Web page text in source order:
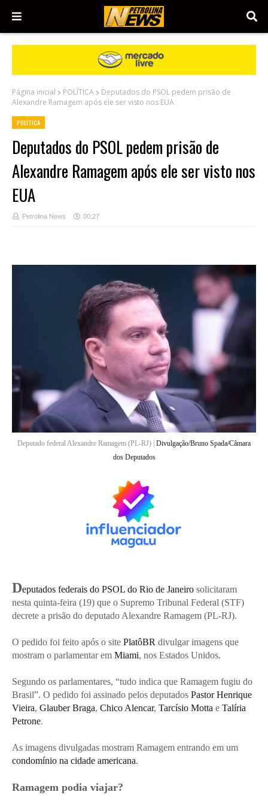
Página inicial POLÍTICA
Deputados do PSOL pedem prisão de
Alexandre Ramagem após ele ser visto nos EUA
POLÍTICA
Deputados do PSOL pedem prisão de
Alexandre Ramagem após ele ser visto nos
EUA
Petrolina News 00:27
Deputado federal Alexandre Ramagem (PL-RJ) | Divulgação/Bruno Spada/Câmara
dos Deputados
Deputados federais do PSOL do Rio de Janeiro solicitaram
nesta quinta-feira (19) que o Supremo Tribunal Federal (STF)
decrete a prisão do deputado Alexandre Ramagem (PL-RJ).
O pedido foi feito após o site PlatôBR divulgar imagens que
mostram o parlamentar em Miami, nos Estados Unidos.
Segundo os parlamentares, “tudo indica que Ramagem fugiu do
Brasil”. O pedido foi assinado pelos deputados Pastor Henrique
Vieira, Glauber Braga, Chico Alencar, Tarcísio Motta e Talíria
Petrone.
As imagens divulgadas mostram Ramagem entrando em um
condomínio na cidade americana.
Ramagem podia viajar?